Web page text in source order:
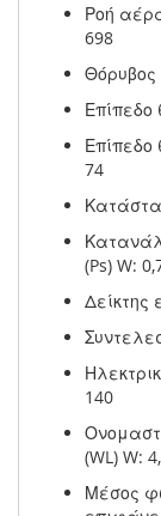
Ροή
698
Θόρυβος
Επίπεδο
Επίπεδο
74
(Ps) W:
Δείκτης
140
(WL) W:
Μέσος